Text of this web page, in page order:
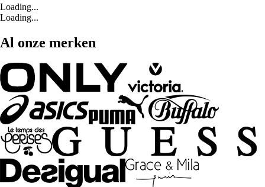
Loading...
Loading...
Al onze merken